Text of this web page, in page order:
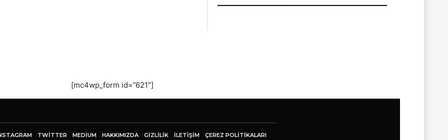
[mc4wp_form id=”621″]
TWITTER MEDIUM HAKKIMIZDA GİZLİLİK İLETIŞIM ÇEREZ POLITIKALARI